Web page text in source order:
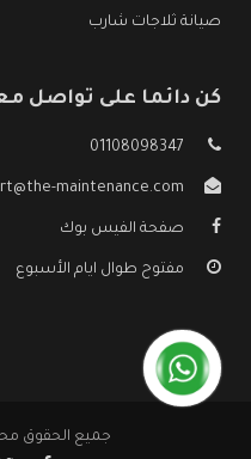
صيانة ثلاجات شارب
كن دائما على تواصل
01108098347
maintenance.com
صفحة الفيس بوك
مفتوح طوال ايام الأسبوع
جميع الحقوق